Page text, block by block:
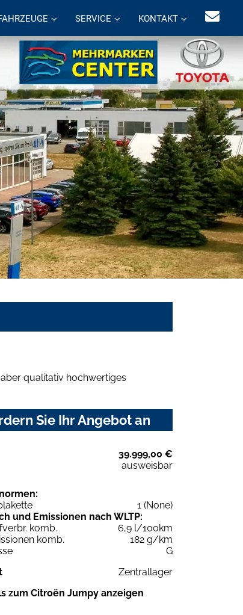
SERVICE KONTAKT
qualitativ hochwertiges
Sie Ihr Angebot an
39.999,00 €
ausweisbar
1 (None)
und Emissionen nach WLTP:
komb.
6,9 l/100km
komb.
182 g/km
G
Zentrallager
zum Citroën Jumpy anzeigen